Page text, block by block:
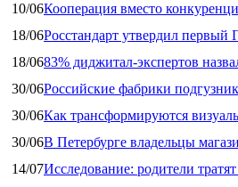
10/06Кооперация вместо
18/06Росстандарт утвердил
18/0683% диджитал‑экспертов
30/06Российские фабрики
30/06Как трансформируются
30/06В Петербурге владельцы
14/07Исследование: родители